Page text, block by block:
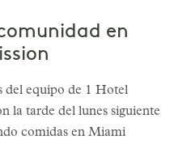
en
del equipo de 1 Hotel
la tarde del lunes siguiente
comidas en Miami